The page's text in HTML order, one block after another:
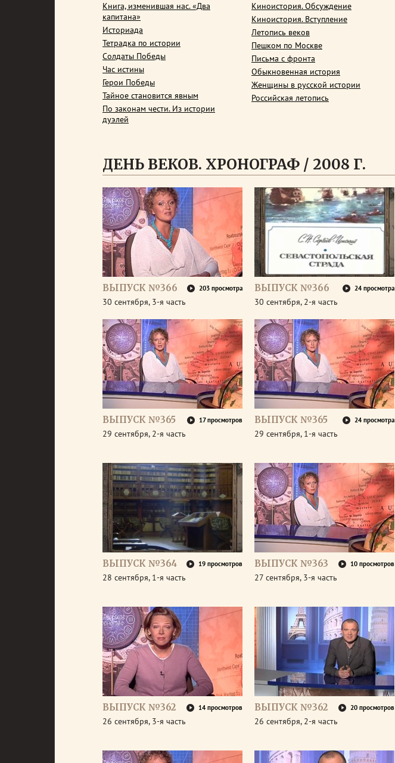
Книга, изменившая нас. «Два
капитана»
Историада
Тетрадка по истории
Солдаты Победы
Час истины
Герои Победы
Тайное становится явным
По законам чести. Из истории
дуэлей
Киноистория. Обсуждение
Киноистория. Вступление
Летопись веков
Пешком по Москве
Письма с фронта
Обыкновенная история
Женщины в русской истории
Российская летопись
ДЕНЬ ВЕКОВ. ХРОНОГРАФ / 2008 Г.
ВЫПУСК №366 203 просмотра
30 сентября, 3-я часть
ВЫПУСК №366 24 просмотра
30 сентября, 2-я часть
ВЫПУСК №365 17 просмотров
29 сентября, 2-я часть
ВЫПУСК №365 24 просмотра
29 сентября, 1-я часть
ВЫПУСК №364 19 просмотров
28 сентября, 1-я часть
ВЫПУСК №363 10 просмотров
27 сентября, 3-я часть
ВЫПУСК №362 14 просмотров
26 сентября, 3-я часть
ВЫПУСК №362 20 просмотров
26 сентября, 2-я часть